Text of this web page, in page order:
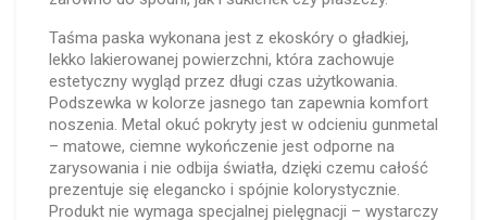
Taśma paska wykonana jest z ekoskóry o gładkiej,
lekko lakierowanej powierzchni, która zachowuje
estetyczny wygląd przez długi czas użytkowania.
Podszewka w kolorze jasnego tan zapewnia komfort
noszenia. Metal okuć pokryty jest w odcieniu gunmetal
– matowe, ciemne wykończenie jest odporne na
zarysowania i nie odbija światła, dzięki czemu całość
prezentuje się elegancko i spójnie kolorystycznie.
Produkt nie wymaga specjalnej pielęgnacji – wystarczy